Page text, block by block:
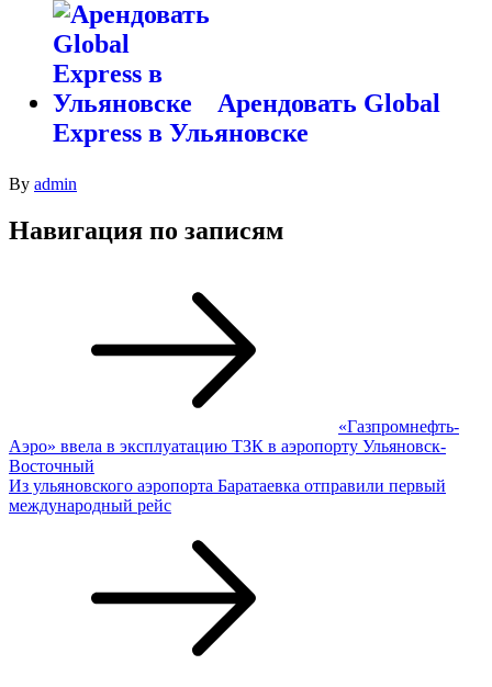
Арендовать Global
Express в Ульяновске
By admin
Навигация по записям
«Газпромнефть-
Аэро» ввела в эксплуатацию ТЗК в аэропорту Ульяновск-
Восточный
Из ульяновского аэропорта Баратаевка отправили первый
международный рейс